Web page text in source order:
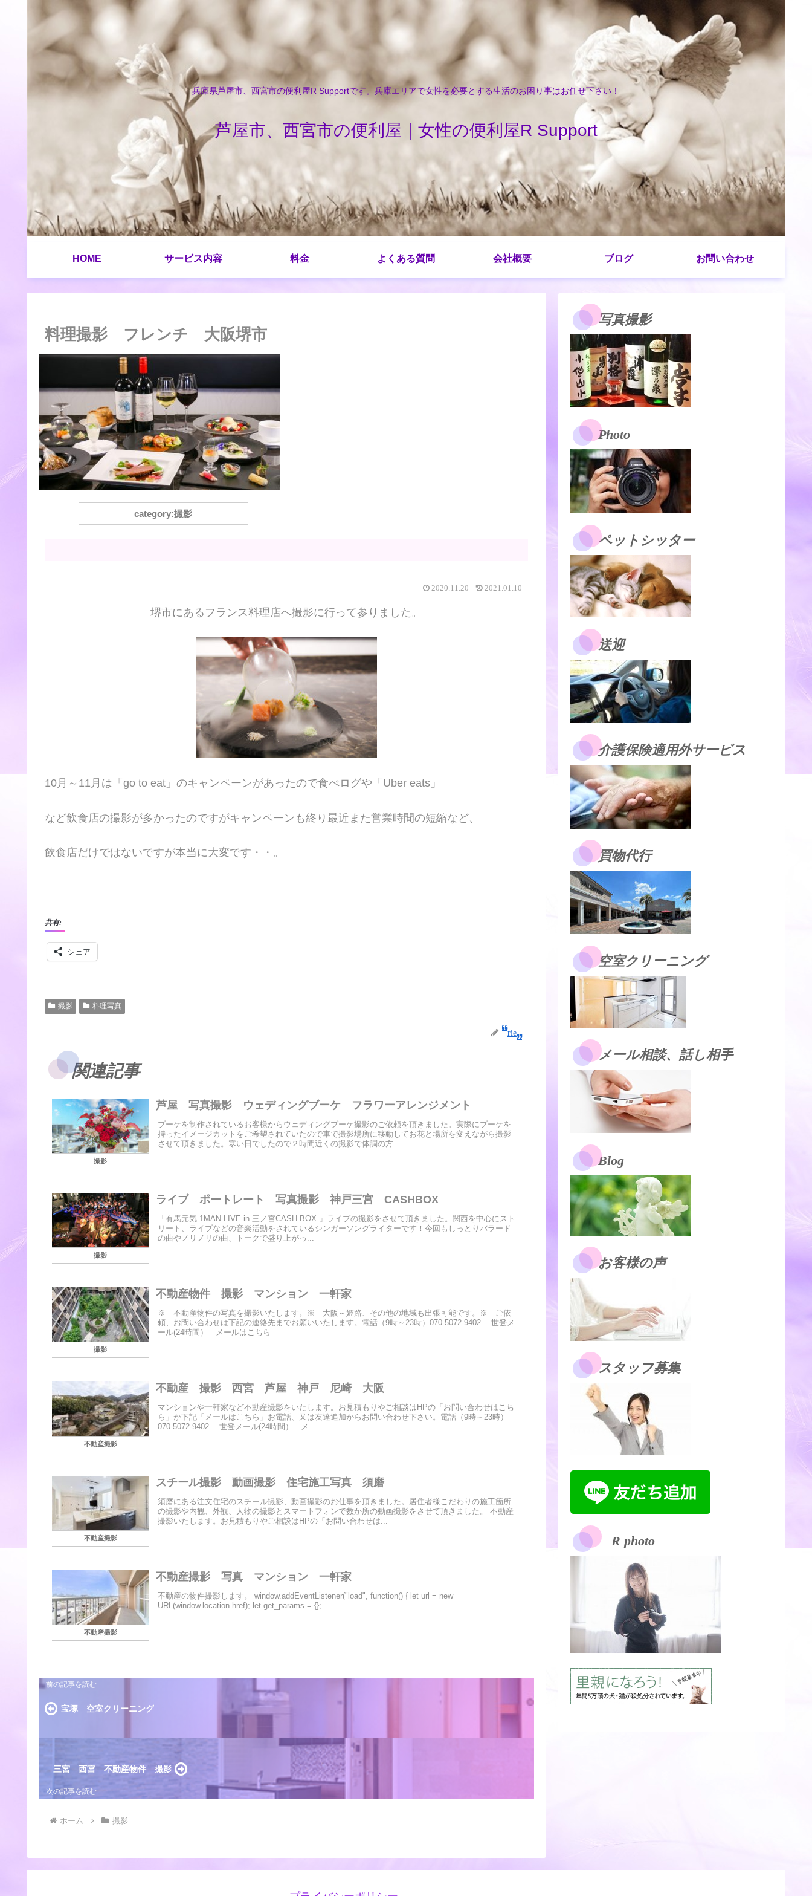
兵庫県芦屋市、西宮市の便利屋R Supportです。兵庫エリアで女性を必要とする生活のお困り事はお任せ下さい！
芦屋市、西宮市の便利屋｜女性の便利屋R Support
HOME サービス内容 料金 よくある質問 会社概要 ブログ お問い合わせ
料理撮影 フレンチ 大阪堺市
撮影
2020.11.20 2021.01.10
堺市にあるフランス料理店へ撮影に行って参りました。
10月～11月は「go to eat」のキャンペーンがあったので食べログや「Uber eats」
など飲食店の撮影が多かったのですがキャンペーンも終り最近また営業時間の短縮など、
飲食店だけではないですが本当に大変です・・。
共有:
シェア
撮影 料理写真
rie
関連記事
撮影
芦屋 写真撮影 ウェディングブーケ フラワーアレンジメント
ブーケを制作されているお客様からウェディングブーケ撮影のご依頼を頂きました。実際にブーケを
持ったイメージカットをご希望されていたので車で撮影場所に移動してお花と場所を変えながら撮影
させて頂きました。寒い日でしたので２時間近くの撮影で体調の方...
撮影
ライブ ポートレート 写真撮影 神戸三宮 CASHBOX
「有馬元気 1MAN LIVE in 三ノ宮CASH BOX 」ライブの撮影をさせて頂きました。関西を中心にスト
リート、ライブなどの音楽活動をされているシンガーソングライターです！今回もしっとりバラード
の曲やノリノリの曲、トークで盛り上がっ...
撮影
不動産物件 撮影 マンション 一軒家
※ 不動産物件の写真を撮影いたします。※ 大阪～姫路、その他の地域も出張可能です。※ ご依
頼、お問い合わせは下記の連絡先までお願いいたします。電話（9時～23時）070-5072-9402 世登メ
ール(24時間） メールはこちら
不動産撮影
不動産 撮影 西宮 芦屋 神戸 尼崎 大阪
マンションや一軒家など不動産撮影をいたします。お見積もりやご相談はHPの「お問い合わせはこち
ら」か下記「メールはこちら」お電話、又は友達追加からお問い合わせ下さい。電話（9時～23時）
070-5072-9402 世登メール(24時間） メ...
不動産撮影
スチール撮影 動画撮影 住宅施工写真 須磨
須磨にある注文住宅のスチール撮影、動画撮影のお仕事を頂きました。居住者様こだわりの施工箇所
の撮影や内観、外観、人物の撮影とスマートフォンで数か所の動画撮影をさせて頂きました。 不動産
撮影いたします。お見積もりやご相談はHPの「お問い合わせは...
不動産撮影
不動産撮影 写真 マンション 一軒家
不動産の物件撮影します。 window.addEventListener("load", function() { let url = new
URL(window.location.href); let get_params = {}; ...
宝塚 空室クリーニング
三宮 西宮 不動産物件 撮影
ホーム 撮影
写真撮影
Photo
ペットシッター
送迎
介護保険適用外サービス
買物代行
空室クリーニング
メール相談、話し相手
Blog
お客様の声
スタッフ募集
R photo